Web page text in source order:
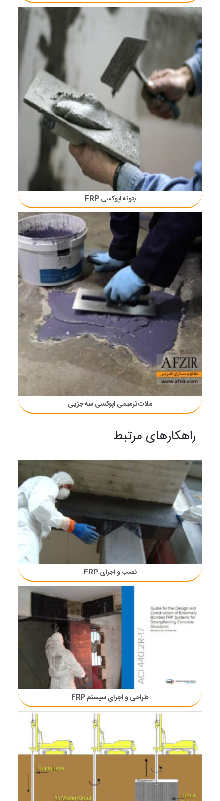
بتونه اپوکسی FRP
ملات ترمیمی اپوکسی سه جزیی
راهکارهای مرتبط
نصب و اجرای FRP
طراحی و اجرای سیستم FRP